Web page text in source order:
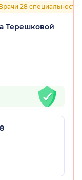
28
Терешковой